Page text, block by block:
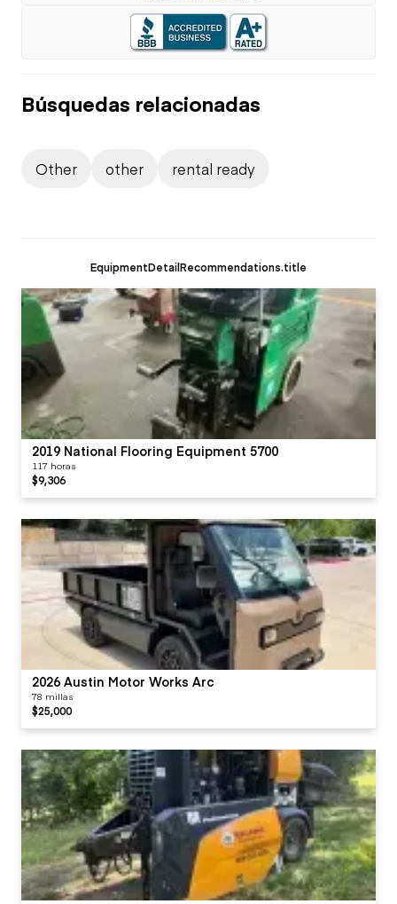
Búsquedas relacionadas
Other other rental ready
EquipmentDetailRecommendations.title
2019 National Flooring Equipment 5700
117 horas
$9,306
2026 Austin Motor Works Arc
78 millas
$25,000